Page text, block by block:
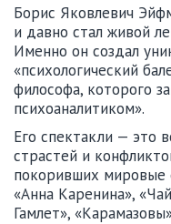
Борис Яковлевич
и давно стал живой
Именно он создал
«психологический
философа, которого
психоаналитиком».
Его спектакли — это
страстей и
покоривших мировые
«Анна Каренина»,
Гамлет»,